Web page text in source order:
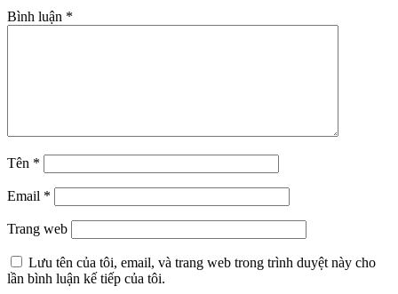
Bình luận *
Tên *
Email *
Trang web
Lưu tên của tôi, email, và trang web trong trình duyệt này cho
lần bình luận kế tiếp của tôi.